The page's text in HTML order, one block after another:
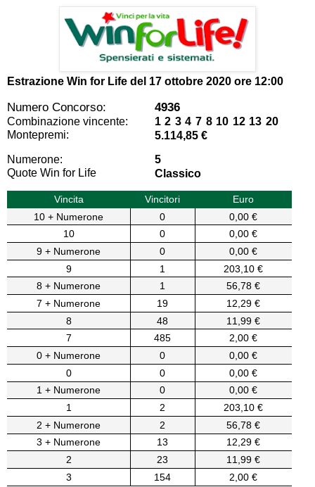
Estrazione Win for Life del 17 ottobre 2020 ore 12:00
Numero Concorso: 4936
Combinazione vincente:
1 2 3 4 7 8 10 12 13 20
Montepremi:
5.114,85 €
Numerone:
5
Quote Win for Life
Classico
Vincita Vincitori
Euro
10 + Numerone
0
0,00 €
10
0
0,00 €
9 + Numerone
0
0,00 €
9
1
203,10 €
8 + Numerone
1
56,78 €
7 + Numerone
19
12,29 €
8
48
11,99 €
7
485
2,00 €
0 + Numerone
0
0,00 €
0
0
0,00 €
1 + Numerone
0
0,00 €
1
2
203,10 €
2 + Numerone
2
56,78 €
3 + Numerone
13
12,29 €
2
23
11,99 €
3
154 2,00 €